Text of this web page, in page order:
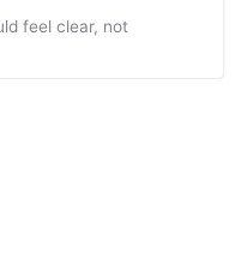
feel clear, not